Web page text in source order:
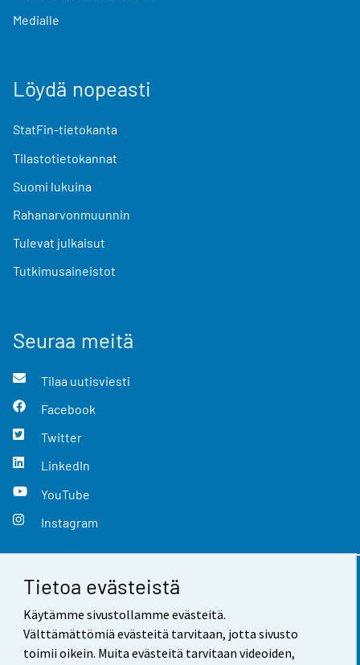
Tietoa evästeistä
Käytämme sivustollamme evästeitä.
Välttämättömiä evästeitä tarvitaan, jotta sivusto
toimii oikein. Muita evästeitä tarvitaan videoiden,
Medialle
Löydä nopeasti
StatFin-tietokanta
Tilastotietokannat
Suomi lukuina
Rahanarvonmuunnin
Tulevat julkaisut
Tutkimusaineistot
Seuraa meitä
Tilaa uutisviesti
Facebook
Twitter
LinkedIn
YouTube
Instagram
Yhteystiedot
Palaute
Käyttöehdot